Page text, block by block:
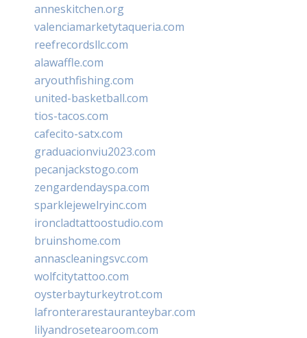
anneskitchen.org
valenciamarketytaqueria.com
reefrecordsllc.com
alawaffle.com
aryouthfishing.com
united-basketball.com
tios-tacos.com
cafecito-satx.com
graduacionviu2023.com
pecanjackstogo.com
zengardendayspa.com
sparklejewelryinc.com
ironcladtattoostudio.com
bruinshome.com
annascleaningsvc.com
wolfcitytattoo.com
oysterbayturkeytrot.com
lafronterarestauranteybar.com
lilyandrosetearoom.com